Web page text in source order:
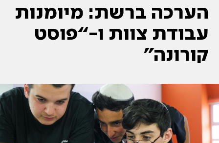
הערכה ברשת: מיומנות
עבודת צוות ו-“פוסט
קורונה”